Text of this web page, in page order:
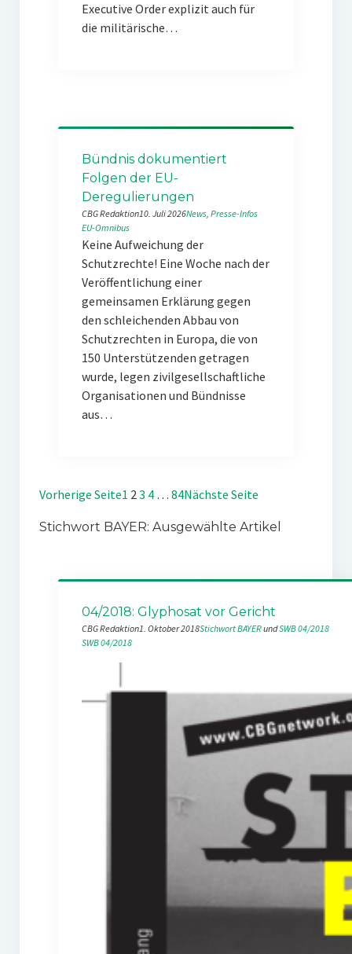
Executive Order explizit auch für
die militärische…
Bündnis dokumentiert
Folgen der EU-
Deregulierungen
CBG Redaktion10. Juli 2026News, Presse-Infos
EU-Omnibus
Keine Aufweichung der
Schutzrechte! Eine Woche nach der
Veröffentlichung einer
gemeinsamen Erklärung gegen
den schleichenden Abbau von
Schutzrechten in Europa, die von
150 Unterstützenden getragen
wurde, legen zivilgesellschaftliche
Organisationen und Bündnisse
aus…
Vorherige Seite1 23 4 … 84Nächste Seite
Stichwort BAYER: Ausgewählte Artikel
04/2018: Glyphosat vor Gericht
CBG Redaktion1. Oktober 2018Stichwort BAYER und SWB 04/2018
SWB 04/2018